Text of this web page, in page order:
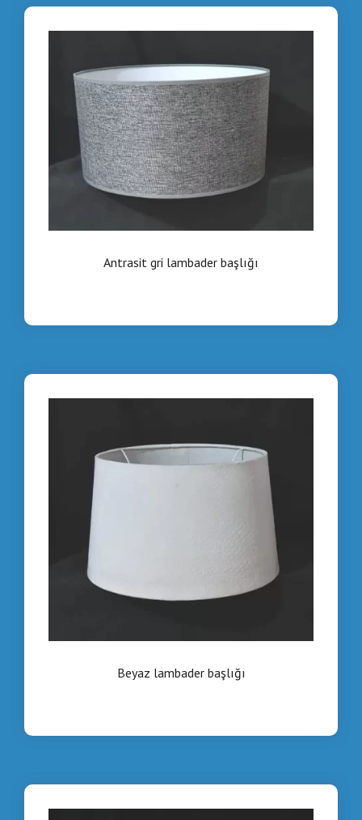
Antrasit gri lambader başlığı
Beyaz lambader başlığı